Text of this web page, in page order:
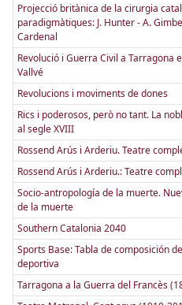
Projecció britànica de la cirurgia
paradigmàtiques: J. Hunter - A.
Cardenal
Revolució i Guerra Civil a Tarragona
Vallvé
Revolucions i moviments de dones
Rics i poderosos, però no tant. La
al segle XVIII
Rossend Arús i Arderiu. Teatre
Rossend Arús i Arderiu.: Teatre
Socio-antropología de la muerte.
de la muerte
Southern Catalonia 2040
Sports Base: Tabla de composición
deportiva
Tarragona a la Guerra del Francès